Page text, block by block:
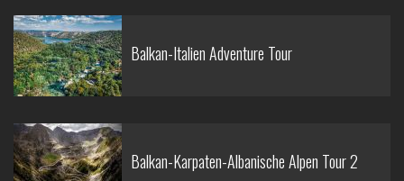
Balkan-Italien Adventure Tour
Balkan-Karpaten-Albanische Alpen Tour 2